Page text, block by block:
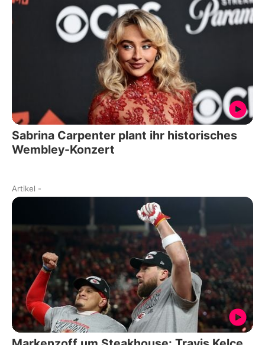
Sabrina Carpenter plant ihr historisches
Wembley-Konzert
Artikel -